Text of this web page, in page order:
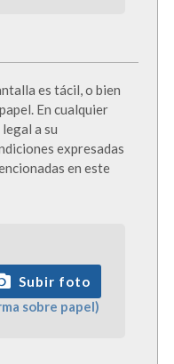
es tácil, o bien
En cualquier
a su
expresadas
en este
Subir foto
sobre papel)